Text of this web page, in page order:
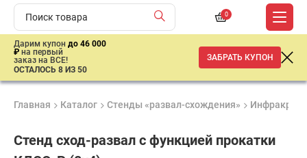
0
Дарим купон до 46 000
₽ на первый
заказ на ВСЕ!
ОСТАЛОСЬ 8 ИЗ 50
ЗАБРАТЬ КУПОН
Главная Каталог Стенды «развал-схождения»
Стенд сход-развал с функцией прокатки